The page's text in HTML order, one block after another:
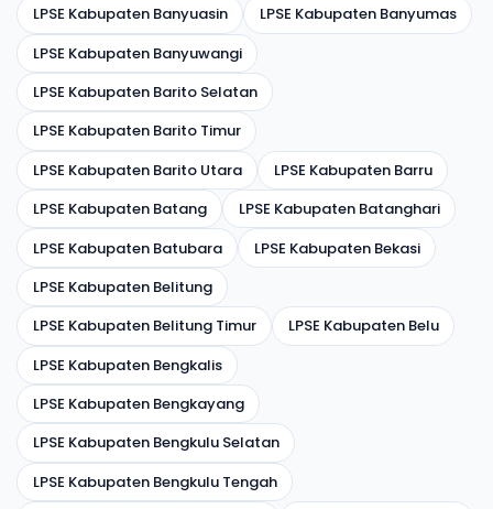
LPSE Kabupaten Banyuasin
LPSE Kabupaten Banyumas
LPSE Kabupaten Banyuwangi
LPSE Kabupaten Barito Selatan
LPSE Kabupaten Barito Timur
LPSE Kabupaten Barito Utara
LPSE Kabupaten Barru
LPSE Kabupaten Batang
LPSE Kabupaten Batanghari
LPSE Kabupaten Batubara
LPSE Kabupaten Bekasi
LPSE Kabupaten Belitung
LPSE Kabupaten Belitung Timur
LPSE Kabupaten Belu
LPSE Kabupaten Bengkalis
LPSE Kabupaten Bengkayang
LPSE Kabupaten Bengkulu Selatan
LPSE Kabupaten Bengkulu Tengah